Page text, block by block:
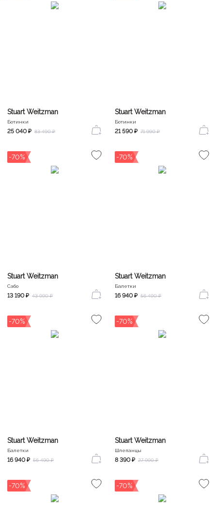
Stuart Weitzman
Ботинки
25 040 ₽ 83 490 ₽
Stuart Weitzman
Ботинки
21 590 ₽ 71 990 ₽
-70%
Stuart Weitzman
Сабо
13 190 ₽ 43 990 ₽
-70%
Stuart Weitzman
Балетки
16 940 ₽ 56 490 ₽
-70%
Stuart Weitzman
Балетки
16 940 ₽ 56 490 ₽
-70%
Stuart Weitzman
Шлепанцы
8 390 ₽ 27 990 ₽
-70% -70%